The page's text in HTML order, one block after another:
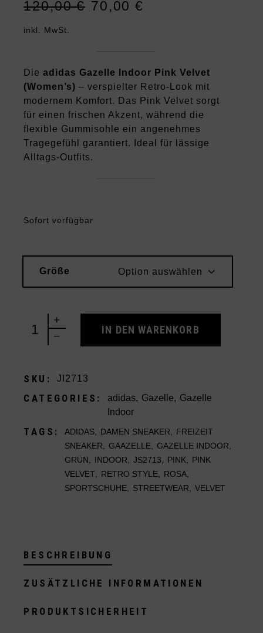
120,00€
Ursprünglicher
Preis
70,00€
Aktueller
Preis
inkl. MwSt.
Dieadidas Gazelle Indoor Pink Velvet
(Women’s) – verspielter Retro-Look mit
modernem Komfort. Das Pink Velvet sorgt
für einen frischen Akzent, während die
flexible Gummisohle ein angenehmes
Tragegefühl garantiert. Ideal für lässige
Alltags-Outfits.
Sofort verfügbar
Größe Option auswählen
adidas Gazelle Indoor Pink Velvet (Women's)
IN DEN WARENKORB
SKU: JI2713
CATEGORIES: adidas, Gazelle, Gazelle
Indoor
TAGS: ADIDAS DAMEN SNEAKER
FREIZEIT
SNEAKER
GAAZELLE GAZELLE INDOOR
GRÜN
INDOOR ,JS2713 PINK
PINK
VELVET
RETRO STYLE ROSA
SPORTSCHUHE
STREETWEAR ,VELVET
BESCHREIBUNG
ZUSÄTZLICHE INFORMATIONEN
PRODUKTSICHERHEIT